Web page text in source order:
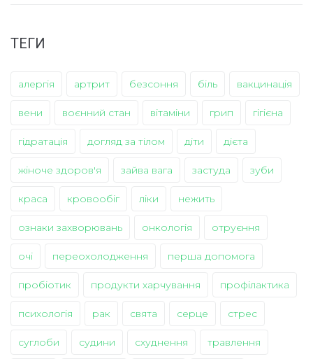
ТЕГИ
алергія артрит безсоння біль вакцинація
вени воєнний стан вітаміни грип гігієна
гідратація догляд за тілом діти дієта
жіноче здоров'я зайва вага застуда зуби
краса кровообіг ліки нежить
ознаки захворювань онкологія отруєння
очі переохолодження перша допомога
пробіотик продукти харчування профілактика
психологія рак свята серце стрес
суглоби судини схуднення травлення